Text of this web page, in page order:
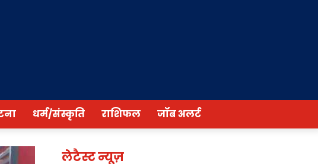
धर्म/संस्कृति राशिफल जॉब अलर्ट
लेटैस्ट न्यूज़